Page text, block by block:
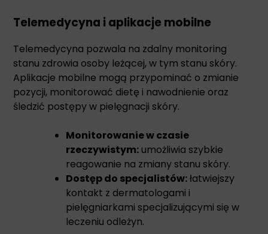
Telemedycyna i aplikacje mobilne
Telemedycyna pozwala na zdalny monitoring
stanu zdrowia osoby leżącej, w tym stanu skóry.
Aplikacje mobilne mogą przypominać o zmianie
pozycji, monitorować dietę i nawodnienie oraz
śledzić postępy w pielęgnacji skóry.
Monitorowanie w czasie
rzeczywistym:umożliwia szybkie
reagowanie na zmiany stanu skóry.
Dostęp do specjalistów:łatwiejszy
kontakt z dermatologami i
pielęgniarkami specjalizującymi się w
leczeniu odleżyn.